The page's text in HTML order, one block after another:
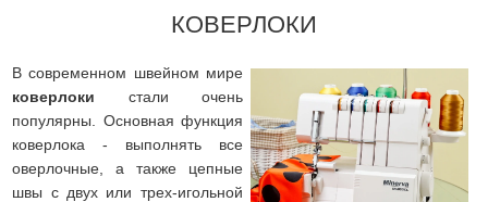
КОВЕРЛОКИ
В современном швейном мире
коверлоки стали очень
популярны. Основная функция
коверлока - выполнять все
оверлочные, а также цепные
швы с двух или трех-игольной